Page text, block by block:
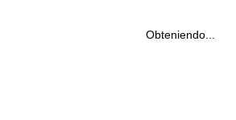
Obteniendo...